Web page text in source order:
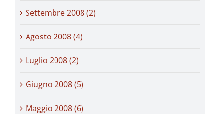
Settembre 2008 (2)
Agosto 2008 (4)
Luglio 2008 (2)
Giugno 2008 (5)
Maggio 2008 (6)